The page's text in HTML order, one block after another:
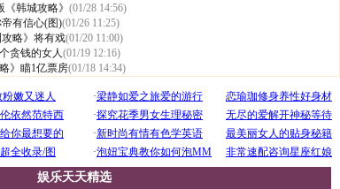
韩城攻略》 (01/28 14:56)
有信心(图)(01/26 11:25)
攻略》将有戏(01/20 11:00)
贪钱的女人(01/19 12:16)
》瞄1亿票房(01/18 14:34)
娱乐天天精选